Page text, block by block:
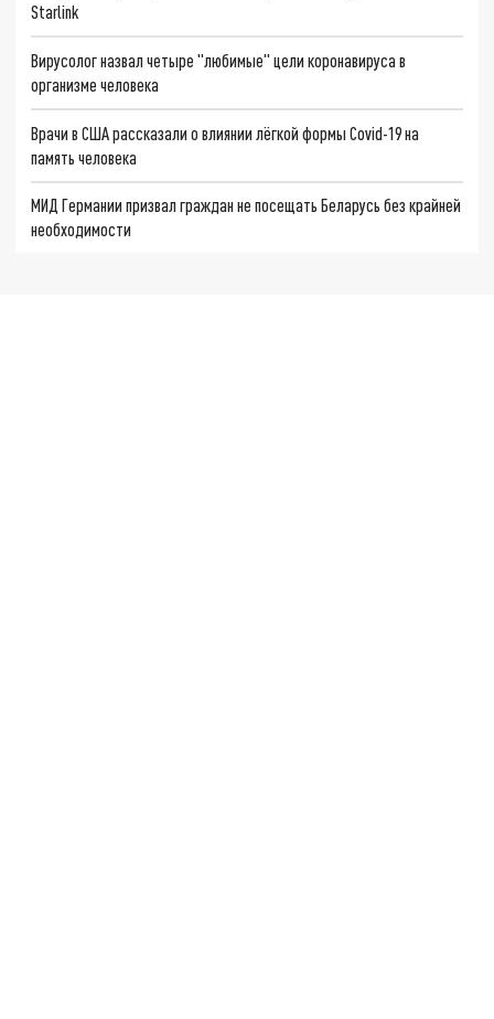
Starlink
Вирусолог назвал четыре "любимые" цели коронавируса в
организме человека
Врачи в США рассказали о влиянии лёгкой формы Covid-19 на
память человека
МИД Германии призвал граждан не посещать Беларусь без крайней
необходимости